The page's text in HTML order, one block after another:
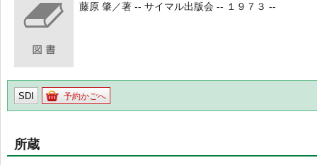
藤原 肇／著 -- サイマル出版会 -- １９７３ --
SDI 予約かごへ
所蔵